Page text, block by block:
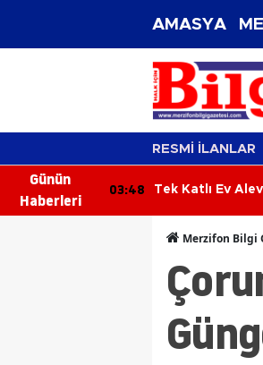
AMASYA
RESMİ İLANLAR
Günün
Haberleri
03:48
Tek Katlı Ev
Merzifon Bilgi